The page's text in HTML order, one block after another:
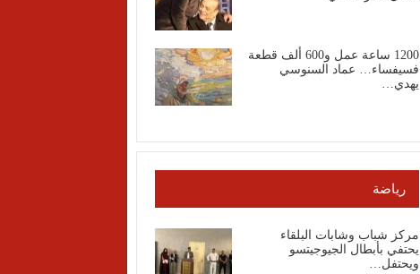
1200 ساعة عمل و600 ألف قطعة
فسيفساء… عماد السنوسي
يهدي…
رياضة
مركز شباب وشابات البلقاء
يحتفي بأبطال الجيوجيتسو
ويحتفل…